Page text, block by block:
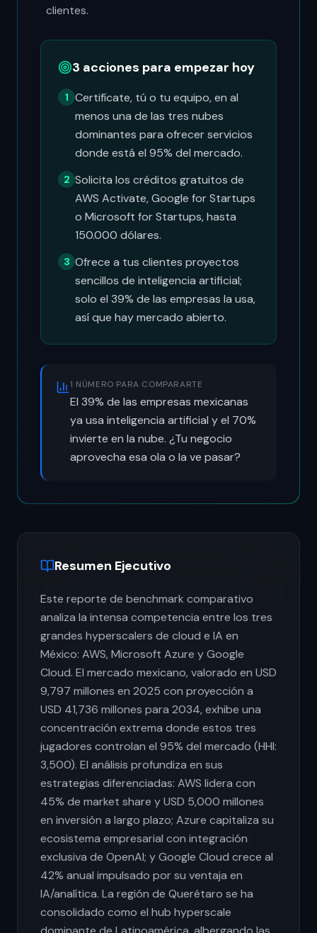
clientes.
3 acciones para empezar hoy
1 Certifícate, tú o tu equipo, en al
menos una de las tres nubes
dominantes para ofrecer servicios
donde está el 95% del mercado.
2 Solicita los créditos gratuitos de
AWS Activate, Google for Startups
o Microsoft for Startups, hasta
150.000 dólares.
3 Ofrece a tus clientes proyectos
sencillos de inteligencia artificial;
solo el 39% de las empresas la usa,
así que hay mercado abierto.
1 NÚMERO PARA COMPARARTE
El 39% de las empresas mexicanas
ya usa inteligencia artificial y el 70%
invierte en la nube. ¿Tu negocio
aprovecha esa ola o la ve pasar?
Resumen Ejecutivo
Este reporte de benchmark comparativo
analiza la intensa competencia entre los tres
grandes hyperscalers de cloud e IA en
México: AWS, Microsoft Azure y Google
Cloud. El mercado mexicano, valorado en USD
9,797 millones en 2025 con proyección a
USD 41,736 millones para 2034, exhibe una
concentración extrema donde estos tres
jugadores controlan el 95% del mercado (HHI:
3,500). El análisis profundiza en sus
estrategias diferenciadas: AWS lidera con
45% de market share y USD 5,000 millones
en inversión a largo plazo; Azure capitaliza su
ecosistema empresarial con integración
exclusiva de OpenAI; y Google Cloud crece al
42% anual impulsado por su ventaja en
IA/analítica. La región de Querétaro se ha
consolidado como el hub hyperscale